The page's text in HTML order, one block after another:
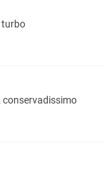
turbo
conservadissimo